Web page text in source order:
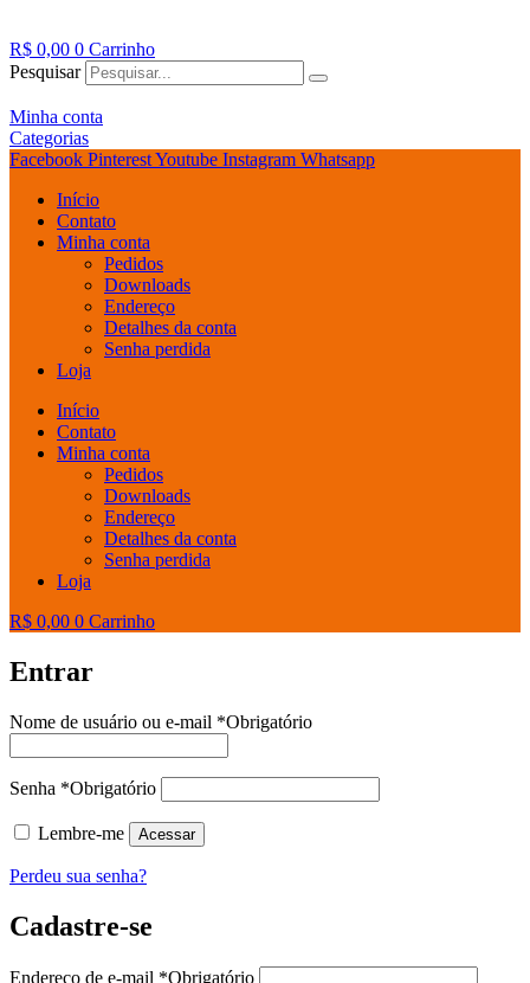
R$ 0,00 0 Carrinho
Pesquisar
Minha conta
Categorias
Facebook PinterestYoutube Instagram Whatsapp
Início
Contato
Minha conta
Pedidos
Downloads
Endereço
Detalhes da conta
Senha perdida
Loja
Início
Contato
Minha conta
Pedidos
Downloads
Endereço
Detalhes da conta
Senha perdida
Loja
R$ 0,00 0 Carrinho
Entrar
Nome de usuário ou e-mail *Obrigatório
Senha *Obrigatório
Lembre-me Acessar
Perdeu sua senha?
Cadastre-se
Endereço de e-mail *Obrigatório